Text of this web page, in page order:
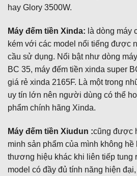
hay Glory 3500W.
Máy đếm tiền Xinda: là dòng máy
kém với các model nổi tiếng được
cầu sử dụng. Nổi bật như dòng
BC 35, máy đếm tiền xinda super
giá rẻ xinda 2165F. Là một trong
uy tín lớn nên người dùng có thể
phẩm chính hãng Xinda.
Máy đếm tiền Xiudun :cũng được
minh sản phẩm của mình không
thương hiệu khác khi liên tiếp tung
model có đầy đủ tính năng hiện